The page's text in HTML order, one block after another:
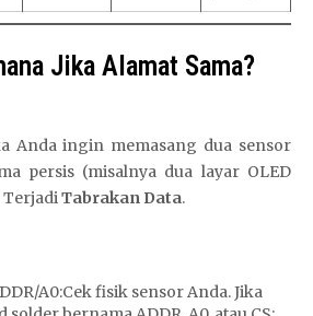
Jika Alamat Sama?
Anda ingin memasang dua sensor
persis (misalnya dua layar OLED
TerjadiTabrakan Data.
A0:Cek fisik sensor Anda. Jika